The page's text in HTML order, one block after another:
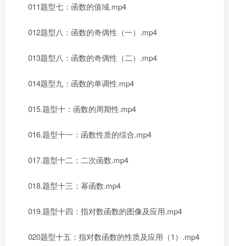
011题型七：函数的值域.mp4
012题型八：函数的奇偶性（一）.mp4
013题型八：函数的奇偶性（二）.mp4
014题型九：函数的单调性.mp4
015.题型十：函数的周期性.mp4
016.题型十一：函数性质的综合.mp4
017.题型十二：二次函数.mp4
018.题型十三：幂函数.mp4
019.题型十四：指对数函数的图像及应用.mp4
020题型十五：指对数函数的性质及应用（1）.mp4